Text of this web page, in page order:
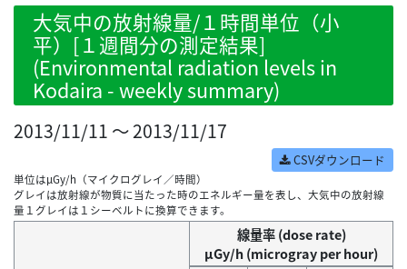
大気中の放射線量/１時間単位（小
平）[１週間分の測定結果]
(Environmental radiation levels in
Kodaira - weekly summary)
2013/11/11 ～ 2013/11/17
CSVダウンロード
単位はμGy/h（マイクログレイ／時間）
グレイは放射線が物質に当たった時のエネルギー量を表し、大気中の放射線
量１グレイは１シーベルトに換算できます。
線量率 (dose rate)
μGy/h (microgray per hour)